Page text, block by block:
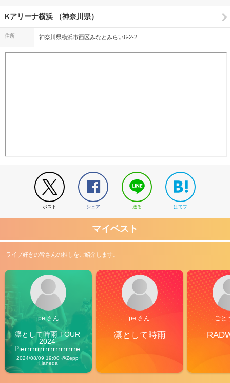
Kアリーナ横浜 （神奈川県）
住所 神奈川県横浜市西区みなとみらい6-2-2
ポスト シェア 送る はてブ
マイベスト
ライブ好きの皆さんの推しをご紹介します。
pe さん
凛として時雨 TOUR
2024
Pierrrrrrrrrrrrrrrrrrrre
Vibes
2024/08/09 19:00 @Zepp
Haneda
pe さん
凛として時雨
ごと